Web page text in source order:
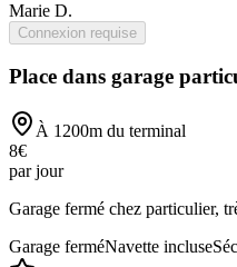
Marie D.
Connexion requise
Place dans garage
À 1200m du terminal
8€
par jour
Garage fermé chez particulier,
Garage ferméNavette incluse